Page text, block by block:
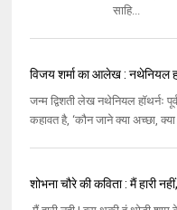
साहि...
विजय शर्मा का आलेख : नथेनियल
जन्म द्विशती लेख नथेनियल हॉथर्नः
कहावत है, ‘कौन जाने क्या अच्छा,
शोभना चौरे की कविता : मैं हारी